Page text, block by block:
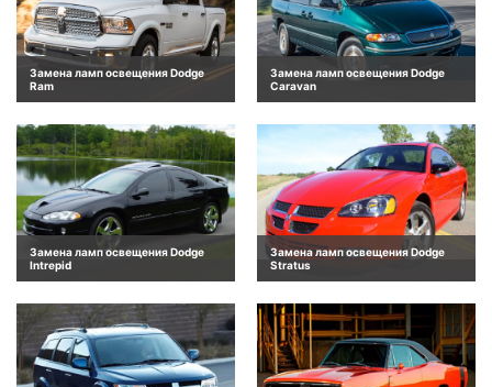
Замена ламп освещения Dodge
Ram
Замена ламп освещения Dodge
Caravan
Замена ламп освещения Dodge
Intrepid
Замена ламп освещения Dodge
Stratus